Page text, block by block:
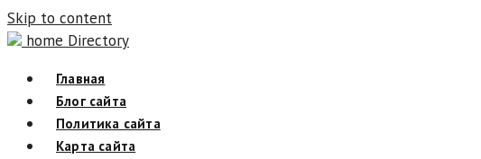
Skip to content
home Directory
Главная
Блог сайта
Политика сайта
Карта сайта